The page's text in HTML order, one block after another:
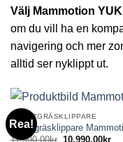
Välj Mammotion
om du vill ha en
navigering och mer
alltid ser nyklippt ut.
Rea!
ROBOTGRÄSKLIPPARE
Robotgräsklippare
11.990,00kr Det
10.990,00krDet